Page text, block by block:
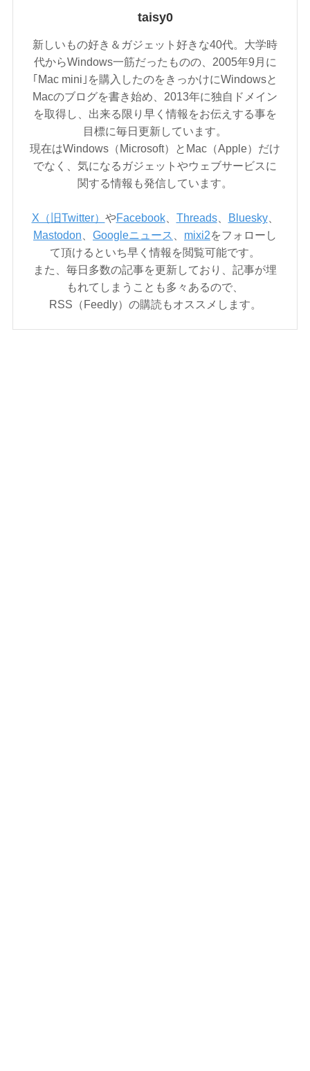
taisy0
新しいもの好き＆ガジェット好きな40代。大学時
代からWindows一筋だったものの、2005年9月に
｢Mac mini｣を購入したのをきっかけにWindowsと
Macのブログを書き始め、2013年に独自ドメイン
を取得し、出来る限り早く情報をお伝えする事を
目標に毎日更新しています。
現在はWindows（Microsoft）とMac（Apple）だけ
でなく、気になるガジェットやウェブサービスに
関する情報も発信しています。
X（旧Twitter） やFacebook、 Threads、 Bluesky、
Mastodon
Googleニュース mixi2をフォローし
て頂けるといち早く情報を閲覧可能です。
また、毎日多数の記事を更新しており、記事が埋
もれてしまうことも多々あるので、
RSS（Feedly）の購読もオススメします。